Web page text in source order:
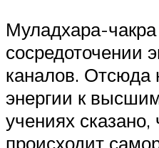
Муладхара-
сосредоточении
каналов. Отсюда
энергии к
учениях
происходит